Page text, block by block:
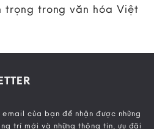
trong văn hóa Việt
của bạn để nhận được những
trí mới và những thông tin, ưu đãi